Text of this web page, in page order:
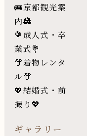
🚌京都観光案
内🏯
💐成人式・卒
業式💐
👘着物レンタ
ル👘
💖結婚式・前
撮り💖
ギャラリー